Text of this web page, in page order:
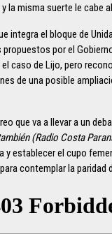
la misma suerte le cabe
integra el bloque de
por el
caso de Lijo, pero
de una posible
que va a llevar a un
(Radio Costa
y establecer el cupo
contemplar la paridad